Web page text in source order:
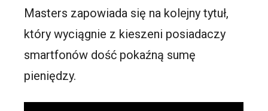
Masters zapowiada się na kolejny tytuł,
który wyciągnie z kieszeni posiadaczy
smartfonów dość pokaźną sumę
pieniędzy.